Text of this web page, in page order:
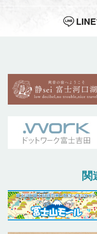
関